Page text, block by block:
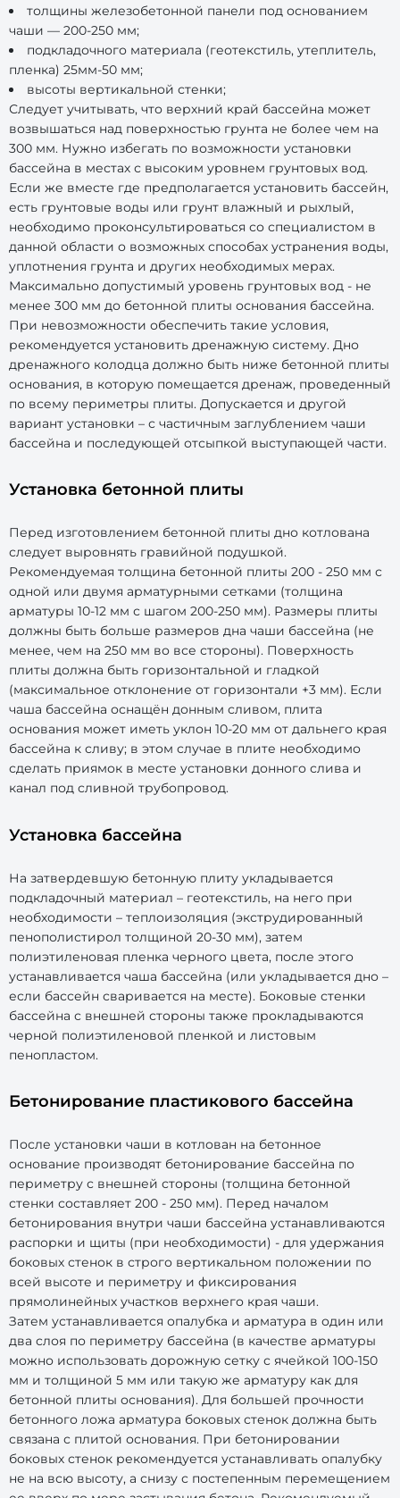
толщины железобетонной панели под основанием
чаши — 200-250 мм;
подкладочного материала (геотекстиль, утеплитель,
пленка) 25мм-50 мм;
высоты вертикальной стенки;
Следует учитывать, что верхний край бассейна может
возвышаться над поверхностью грунта не более чем на
300 мм. Нужно избегать по возможности установки
бассейна в местах с высоким уровнем грунтовых вод.
Если же вместе где предполагается установить бассейн,
есть грунтовые воды или грунт влажный и рыхлый,
необходимо проконсультироваться со специалистом в
данной области о возможных способах устранения воды,
уплотнения грунта и других необходимых мерах.
Максимально допустимый уровень грунтовых вод - не
менее 300 мм до бетонной плиты основания бассейна.
При невозможности обеспечить такие условия,
рекомендуется установить дренажную систему. Дно
дренажного колодца должно быть ниже бетонной плиты
основания, в которую помещается дренаж, проведенный
по всему периметры плиты. Допускается и другой
вариант установки – с частичным заглублением чаши
бассейна и последующей отсыпкой выступающей части.
Установка бетонной плиты
Перед изготовлением бетонной плиты дно котлована
следует выровнять гравийной подушкой.
Рекомендуемая толщина бетонной плиты 200 - 250 мм с
одной или двумя арматурными сетками (толщина
арматуры 10-12 мм с шагом 200-250 мм). Размеры плиты
должны быть больше размеров дна чаши бассейна (не
менее, чем на 250 мм во все стороны). Поверхность
плиты должна быть горизонтальной и гладкой
(максимальное отклонение от горизонтали +3 мм). Если
чаша бассейна оснащён донным сливом, плита
основания может иметь уклон 10-20 мм от дальнего края
бассейна к сливу; в этом случае в плите необходимо
сделать приямок в месте установки донного слива и
канал под сливной трубопровод.
Установка бассейна
На затвердевшую бетонную плиту укладывается
подкладочный материал – геотекстиль, на него при
необходимости – теплоизоляция (экструдированный
пенополистирол толщиной 20-30 мм), затем
полиэтиленовая пленка черного цвета, после этого
устанавливается чаша бассейна (или укладывается дно –
если бассейн сваривается на месте). Боковые стенки
бассейна с внешней стороны также прокладываются
черной полиэтиленовой пленкой и листовым
пенопластом.
Бетонирование пластикового бассейна
После установки чаши в котлован на бетонное
основание производят бетонирование бассейна по
периметру с внешней стороны (толщина бетонной
стенки составляет 200 - 250 мм). Перед началом
бетонирования внутри чаши бассейна устанавливаются
распорки и щиты (при необходимости) - для удержания
боковых стенок в строго вертикальном положении по
всей высоте и периметру и фиксирования
прямолинейных участков верхнего края чаши.
Затем устанавливается опалубка и арматура в один или
два слоя по периметру бассейна (в качестве арматуры
можно использовать дорожную сетку с ячейкой 100-150
мм и толщиной 5 мм или такую же арматуру как для
бетонной плиты основания). Для большей прочности
бетонного ложа арматура боковых стенок должна быть
связана с плитой основания. При бетонировании
боковых стенок рекомендуется устанавливать опалубку
не на всю высоту, а снизу с постепенным перемещением